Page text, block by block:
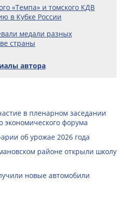
«Темпа» и томского КДВ
в Кубке России
медали разных
страны
автора
в пленарном заседании
экономического форума
об урожае 2026 года
районе открыли школу
новые автомобили